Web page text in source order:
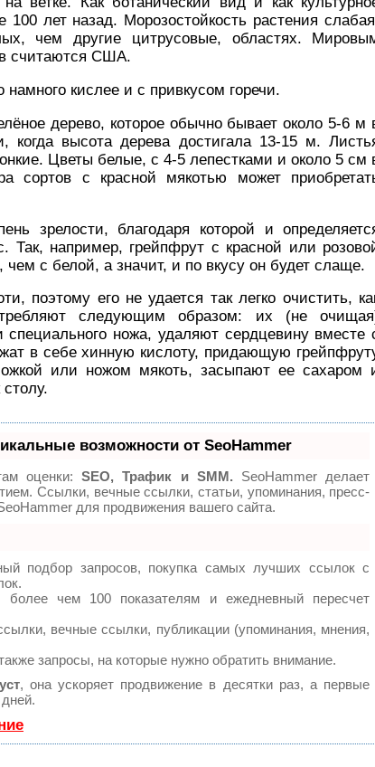
лет назад. Морозостойкость растения
чем другие цитрусовые, областях.
считаются США.
кислее и с привкусом горечи.
дерево, которое обычно бывает около 5-6 м
высота дерева достигала 13-15 м.
Цветы белые, с 4-5 лепестками и около 5 см
сортов с красной мякотью может
зрелости, благодаря которой и
например, грейпфрут с красной или
с белой, а значит, и по вкусу он будет слаще.
поэтому его не удается так легко очистить,
следующим образом: их (не
ножа, удаляют сердцевину вместе
в себе хинную кислоту, придающую
или ножом мякоть, засыпают ее сахаром
возможности от SeoHammer
оценки:SEO, Трафик и SMM. SeoHammer делает
Ссылки, вечные ссылки, статьи, упоминания, пресс-
для продвижения вашего сайта.
подбор запросов, покупка самых лучших ссылок с
чем 100 показателям и ежедневный пересчет
вечные ссылки, публикации (упоминания, мнения,
запросы, на которые нужно обратить внимание.
, она ускоряет продвижение в десятки раз, а первые